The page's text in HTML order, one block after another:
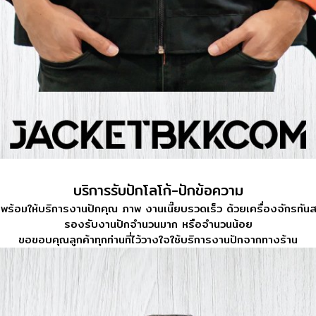
บริการรับปักโลโก้-ปักข้อความ
พร้อมให้บริการงานปักคุณ ภาพ งานเนี๊ยบรวดเร็ว ด้วยเครื่องจักรทัน
รองรับงานปักจำนวนมาก หรือจำนวนน้อย
ขอขอบคุณลูกค้าทุกท่านที่ไว้วางใจใช้บริการงานปักจากทางร้าน